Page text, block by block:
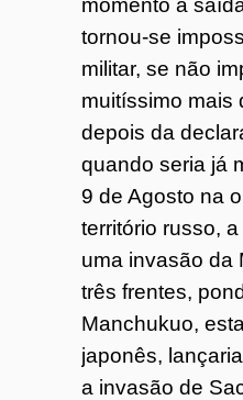
momento a
tornou-se
militar, se não
muitíssimo mais
depois da
quando seria já
9 de Agosto na
território russo,
uma invasão da
três frentes,
Manchukuo,
japonês,
a invasão de